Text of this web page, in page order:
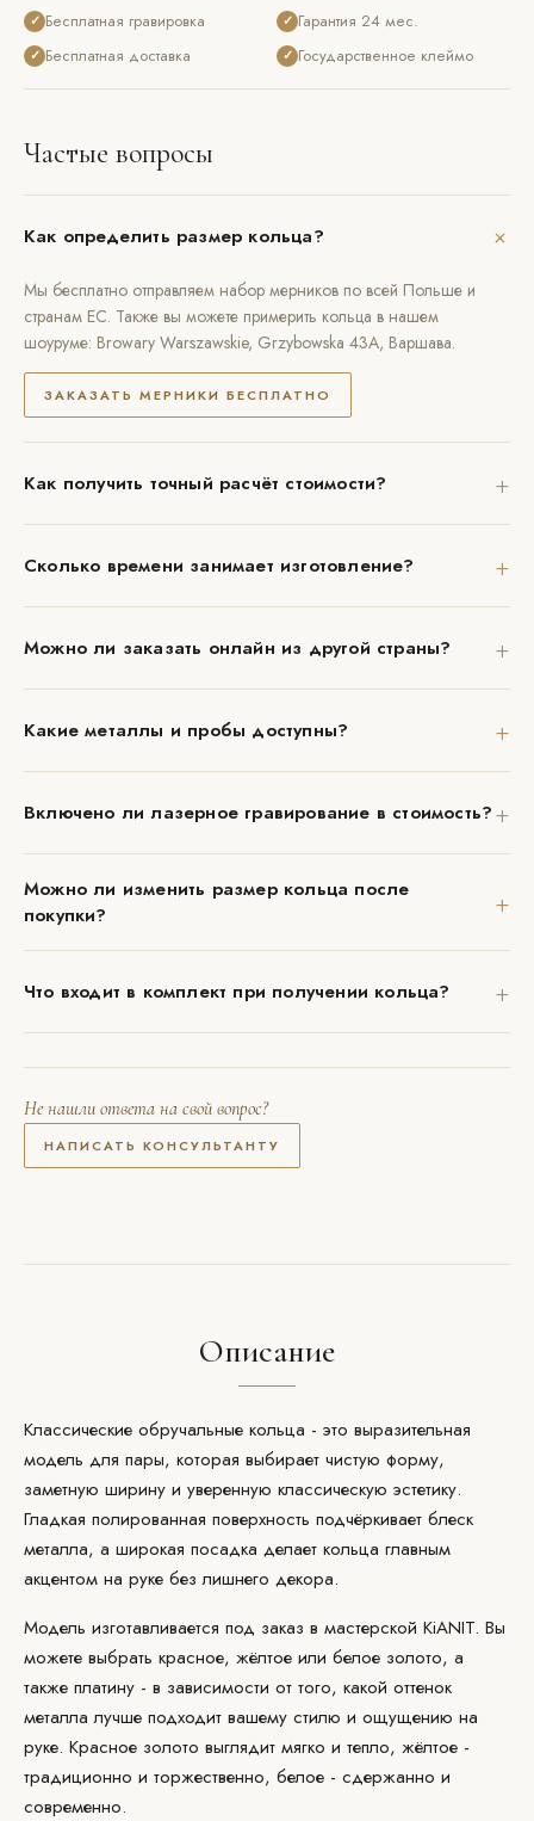
✓ Бесплатная гравировка
✓ Бесплатная доставка
✓ Гарантия 24 мес.
✓ Государственное клеймо
Частые вопросы
Как определить размер кольца? +
Мы бесплатно отправляем набор мерников по всей Польше и
странам ЕС. Также вы можете примерить кольца в нашем
шоуруме: Browary Warszawskie, Grzybowska 43A, Варшава.
ЗАКАЗАТЬ МЕРНИКИ БЕСПЛАТНО
Как получить точный расчёт стоимости? +
Сколько времени занимает изготовление? +
Можно ли заказать онлайн из другой страны? +
Какие металлы и пробы доступны? +
Включено ли лазерное гравирование в стоимость?+
Можно ли изменить размер кольца после
покупки?
+
Что входит в комплект при получении кольца? +
Не нашли ответа на свой вопрос?
НАПИСАТЬ КОНСУЛЬТАНТУ
Описание
Классические обручальные кольца - это выразительная
модель для пары, которая выбирает чистую форму,
заметную ширину и уверенную классическую эстетику.
Гладкая полированная поверхность подчёркивает блеск
металла, а широкая посадка делает кольца главным
акцентом на руке без лишнего декора.
Модель изготавливается под заказ в мастерской KiANIT. Вы
можете выбрать красное, жёлтое или белое золото, а
также платину - в зависимости от того, какой оттенок
металла лучше подходит вашему стилю и ощущению на
руке. Красное золото выглядит мягко и тепло, жёлтое -
традиционно и торжественно, белое - сдержанно и
современно.